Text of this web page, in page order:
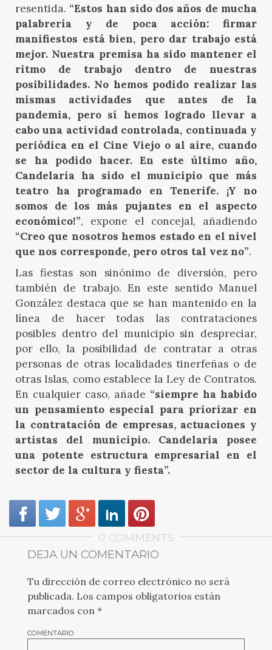
resentida. “Estos han sido dos años de mucha
palabrería y de poca acción: firmar
manifiestos está bien, pero dar trabajo está
mejor. Nuestra premisa ha sido mantener el
ritmo de trabajo dentro de nuestras
posibilidades. No hemos podido realizar las
mismas actividades que antes de la
pandemia, pero sí hemos logrado llevar a
cabo una actividad controlada, continuada y
periódica en el Cine Viejo o al aire, cuando
se ha podido hacer. En este último año,
Candelaria ha sido el municipio que más
teatro ha programado en Tenerife. ¡Y no
somos de los más pujantes en el aspecto
económico!”, expone el concejal, añadiendo
“Creo que nosotros hemos estado en el nivel
que nos corresponde, pero otros tal vez no”.
Las fiestas son sinónimo de diversión, pero
también de trabajo. En este sentido Manuel
González destaca que se han mantenido en la
línea de hacer todas las contrataciones
posibles dentro del municipio sin despreciar,
por ello, la posibilidad de contratar a otras
personas de otras localidades tinerfeñas o de
otras Islas, como establece la Ley de Contratos.
En cualquier caso, añade “siempre ha habido
un pensamiento especial para priorizar en
la contratación de empresas, actuaciones y
artistas del municipio. Candelaria posee
una potente estructura empresarial en el
sector de la cultura y fiesta”.
0 COMMENTS
DEJA UN COMENTARIO
Tu dirección de correo electrónico no será
publicada. Los campos obligatorios están
marcados con *
COMENTARIO